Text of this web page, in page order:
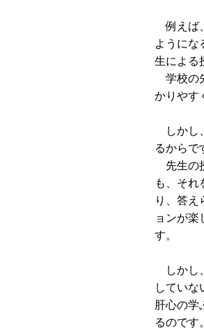
例えば
ようにな
生による
学校の
かりやす
しかし
るからで
先生の
も、そ
り、答
ョンが
す。
しかし
してい
肝心の学
るのです。